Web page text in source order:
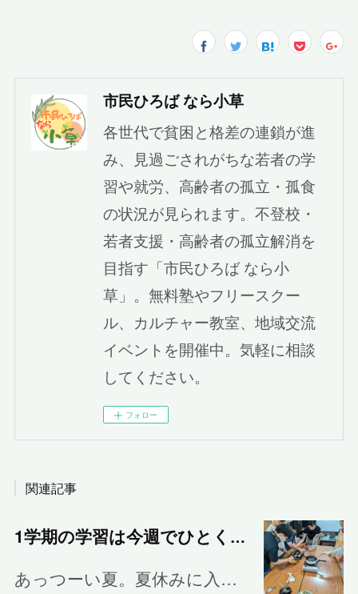
市民ひろば なら小草
各世代で貧困と格差の連鎖が進
み、見過ごされがちな若者の学
習や就労、高齢者の孤立・孤食
の状況が見られます。不登校・
若者支援・高齢者の孤立解消を
目指す「市民ひろば なら小
草」。無料塾やフリースクー
ル、カルチャー教室、地域交流
イベントを開催中。気軽に相談
してください。
フォロー
関連記事
1学期の学習は今週でひとくぎり
あっつーい夏。夏休みに入…